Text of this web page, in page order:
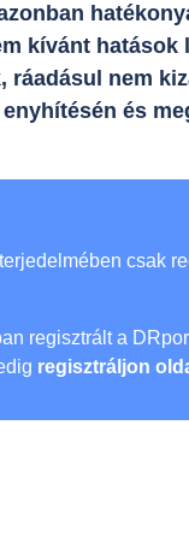
kívánt hatások
ráadásul nem
és
csak
regisztrált a
regisztráljon